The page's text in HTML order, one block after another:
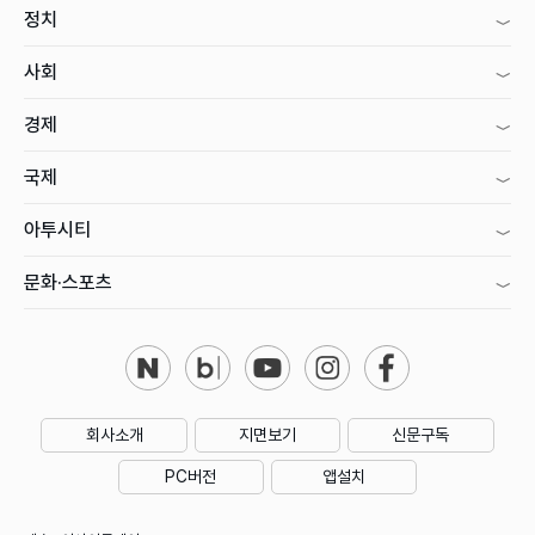
정치
사회
경제
국제
아투시티
문화·스포츠
회사소개 지면보기 신문구독
PC버전 앱설치